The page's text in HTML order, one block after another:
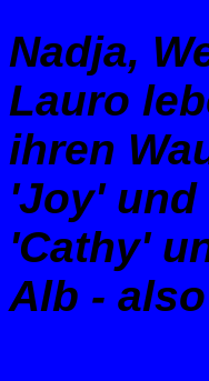
Nadja,
Lauro
ihren
'Joy' und
'Cathy'
Alb -